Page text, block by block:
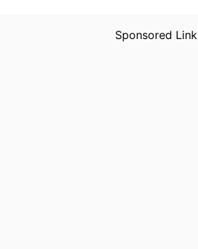
Sponsored Link